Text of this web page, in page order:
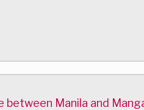
Manila and